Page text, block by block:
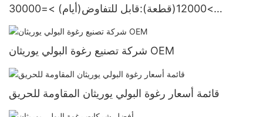
>12000(قطعة):قابل للتفاوض(أيام) >=30000
شركة تصنيع رغوة البولي يوريثان OEM
قائمة أسعار رغوة البولي يوريثان المقاومة للحريق